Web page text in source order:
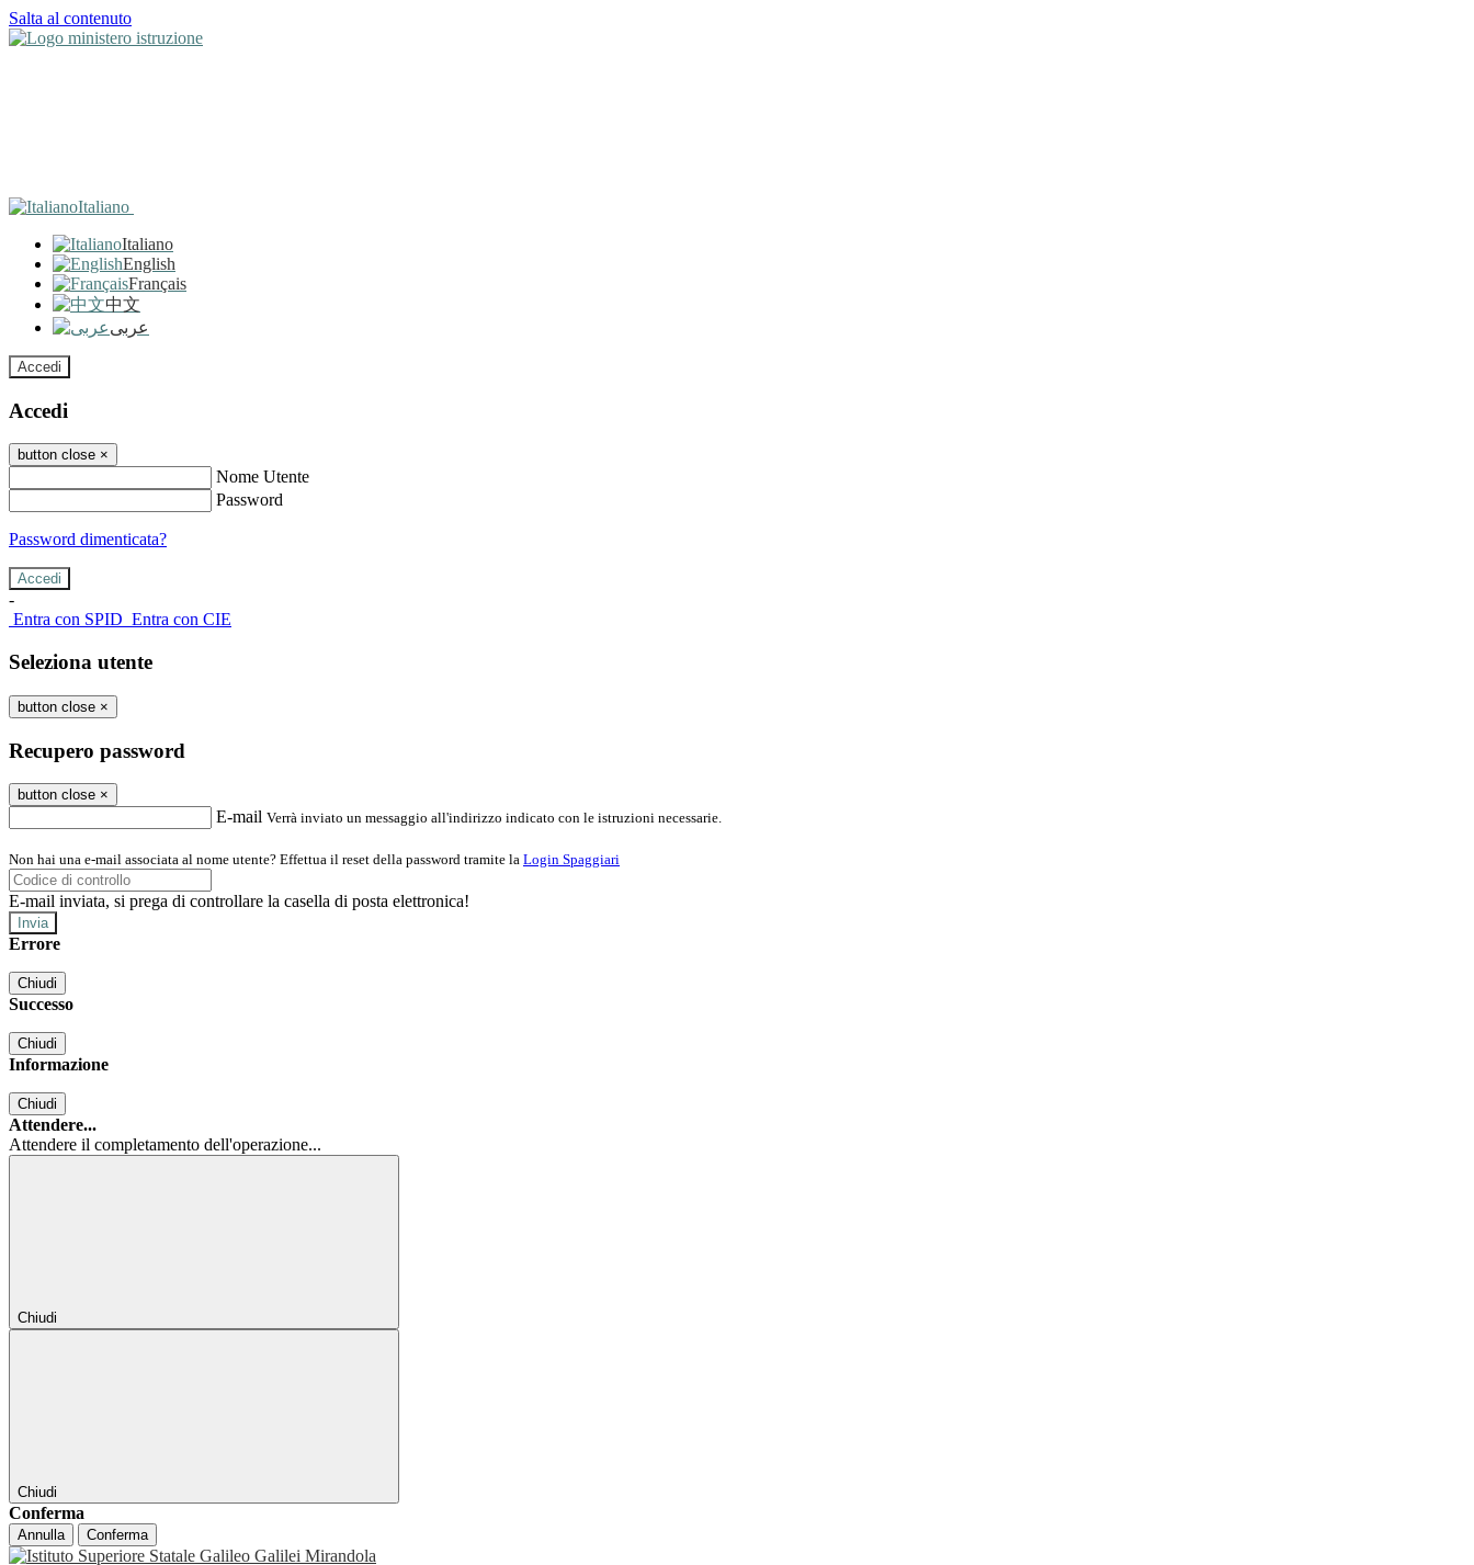
Salta al contenuto
Italiano
Italiano
English
Français
中文
عربى
Accedi
Accedi
button close ×
Nome Utente
Password
Password dimenticata?
-
Entra con SPID Entra con CIE
Seleziona utente
button close ×
Recupero password
button close ×
E-mail Verrà inviato un messaggio all'indirizzo indicato con le istruzioni necessarie.
Non hai una e-mail associata al nome utente? Effettua il reset della password tramite la Login Spaggiari
E-mail inviata, si prega di controllare la casella di posta elettronica!
Errore
Chiudi
Successo
Chiudi
Informazione
Chiudi
Attendere...
Attendere il completamento dell'operazione...
Chiudi
Chiudi
Conferma
Annulla Conferma